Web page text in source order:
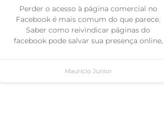
Perder o acesso à página comercial no
Facebook é mais comum do que parece.
Saber como reivindicar páginas do
facebook pode salvar sua presença online,
Mauricio Junior